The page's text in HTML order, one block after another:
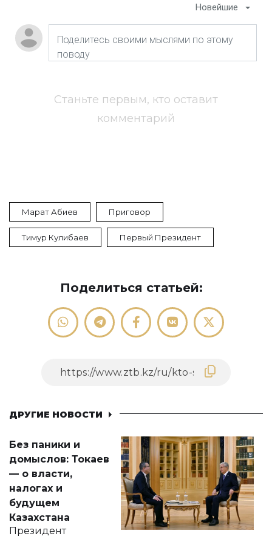
Новейшие
Станьте первым, кто оставит
комментарий
Марат Абиев Приговор
Тимур Кулибаев Первый Президент
Поделиться статьей:
ДРУГИЕ НОВОСТИ
Без паники и
домыслов: Токаев
— о власти,
налогах и
будущем
Казахстана
Президент